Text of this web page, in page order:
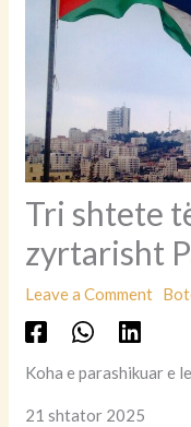
Tri shtete
zyrtarisht
Leave a Comment
Koha e parashikuar e
21 shtator 2025